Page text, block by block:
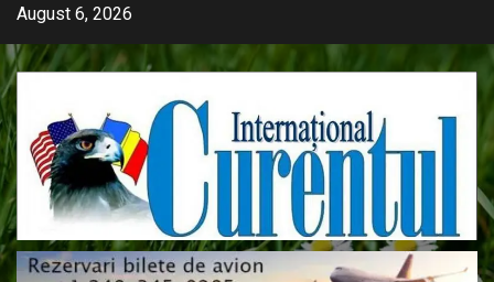
Skip
content
August 6, 2026